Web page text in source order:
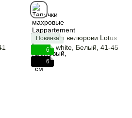
Новинка
6
6